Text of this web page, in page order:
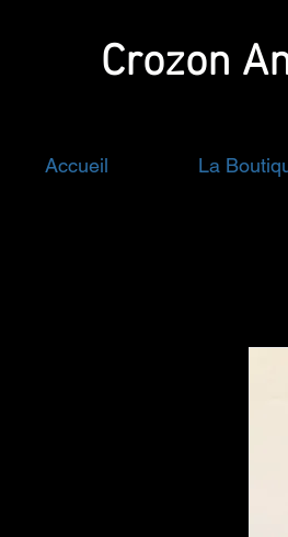
Crozon
Accueil La